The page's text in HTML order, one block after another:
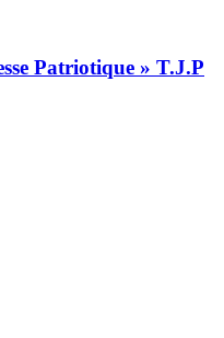
Patriotique » T.J.P